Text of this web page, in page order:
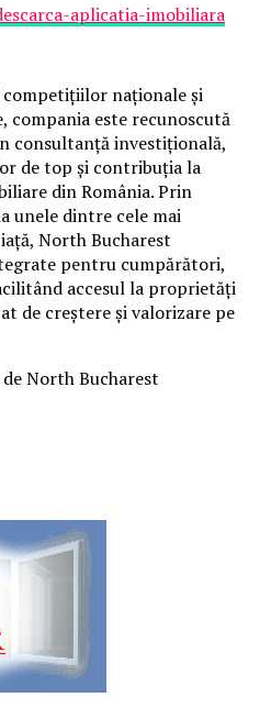
aplicatia-imobiliara
naționale și
compania este recunoscută
consultanță investițională,
de top și contribuția la
din România. Prin
unele dintre cele mai
North Bucharest
pentru cumpărători,
accesul la proprietăți
de creștere și valorizare pe
North Bucharest